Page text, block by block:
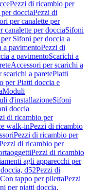
Pezzi di ricambio per
docciaPezzi di
per canalette per
canalette per docciaSifoni
Sifoni per doccia a
a pavimentoPezzi di
a pavimentoScarichi a
Accessori per scarichi a
a paretePiatti
per Piatti doccia e
Moduli
d'installazioneSifoni
doccia
di ricambio per
walk-inPezzi di ricambio
Pezzi di ricambio per
di ricambio per
Pezzi di ricambio
agli apparecchi per
d52Pezzi di
Con tappo per pilettaPezzi
per piatti doccia,